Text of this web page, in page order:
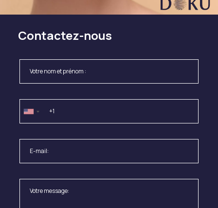
Contactez-nous